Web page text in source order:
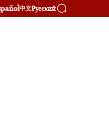
中文Русский